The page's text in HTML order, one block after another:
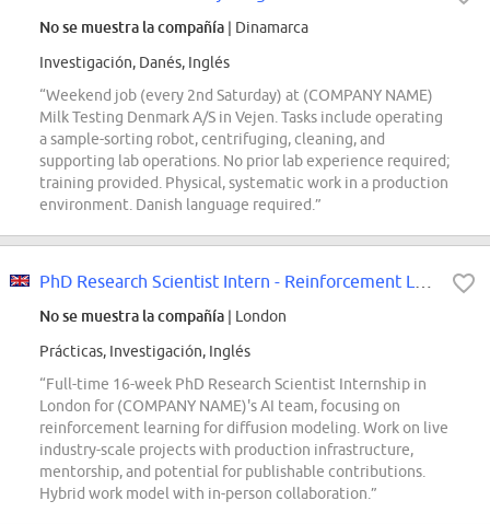
No se muestra la compañía | Dinamarca
Investigación, Danés, Inglés
“Weekend job (every 2nd Saturday) at (COMPANY NAME)
Milk Testing Denmark A/S in Vejen. Tasks include operating
a sample-sorting robot, centrifuging, cleaning, and
supporting lab operations. No prior lab experience required;
training provided. Physical, systematic work in a production
environment. Danish language required.”
No se muestra la compañía | London
Prácticas, Investigación, Inglés
“Full-time 16-week PhD Research Scientist Internship in
London for (COMPANY NAME)'s AI team, focusing on
reinforcement learning for diffusion modeling. Work on live
industry-scale projects with production infrastructure,
mentorship, and potential for publishable contributions.
Hybrid work model with in-person collaboration.”